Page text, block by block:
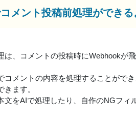
メント投稿前処理ができ
は、コメントの投稿時にWebhookが
コメントの内容を処理することがで
ます。
文をAIで処理したり、自作のNGフィ